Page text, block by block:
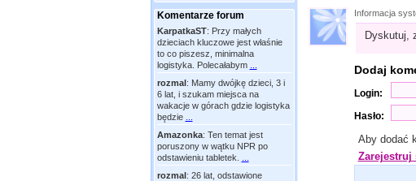
Komentarze forum
KarpatkaST: Przy małych
dzieciach kluczowe jest właśnie
to co piszesz, minimalna
logistyka. Polecałabym
rozmal: Mamy dwójkę dzieci, 3 i
6 lat, i szukam miejsca na
wakacje w górach gdzie logistyka
będzie
Amazonka: Ten temat jest
poruszony w wątku NPR po
odstawieniu tabletek.
rozmal: 26 lat, odstawione
Informacja
Dyskutuj,
Dodaj
Login:
Hasło:
Aby dodać
Zarejestruj